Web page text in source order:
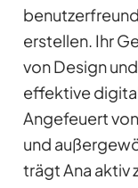
erstellen. Ihr
von Design
effektive
Angefeuert
und
trägt Ana aktiv